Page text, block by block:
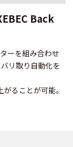
Back
ーを組み合わせ
リ取り自動化を
ることが可能。